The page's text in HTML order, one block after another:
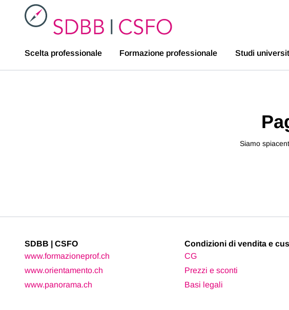
SDBB
Scelta professionale Formazione professionale Studi
Siamo
SDBB | CSFO
www.formazioneprof.ch
www.orientamento.ch
www.panorama.ch
Condizioni di vendita e
CG
Prezzi e sconti
Basi legali